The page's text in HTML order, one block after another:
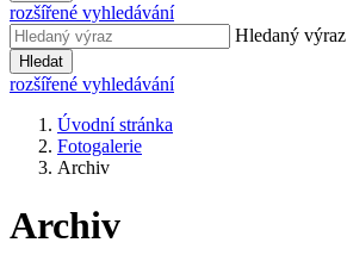
rozšířené vyhledávání
Hledaný výraz
Hledat
rozšířené vyhledávání
Úvodní stránka
Fotogalerie
Archiv
Archiv